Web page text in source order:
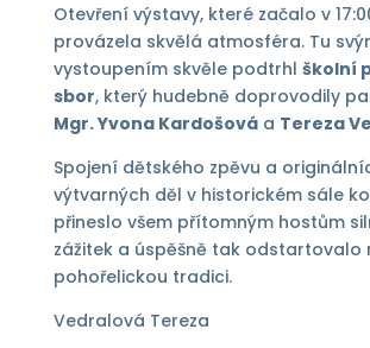
Otevření výstavy, které začalo v
provázela skvělá atmosféra. Tu
vystoupením skvěle podtrhl školní
sbor, který hudebně doprovodily
Mgr. Yvona Kardošováa Tereza
Spojení dětského zpěvu a
výtvarných děl v historickém sále
přineslo všem přítomným hostům
zážitek a úspěšně tak odstartovalo
pohořelickou tradici.
Vedralová Tereza